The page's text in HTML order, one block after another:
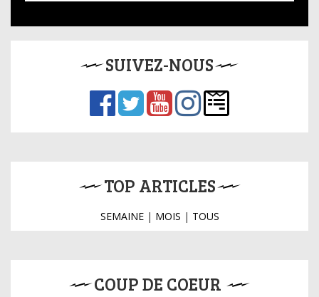
SUIVEZ-NOUS
TOP ARTICLES
SEMAINE| MOIS | TOUS
COUP DE COEUR